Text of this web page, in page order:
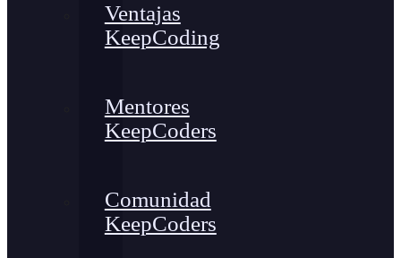
Ventajas
KeepCoding
Mentores
KeepCoders
Comunidad
KeepCoders